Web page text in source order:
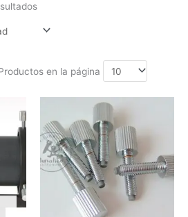
en la página
Rango
precios:
desde
2,50€
hasta
12,95€
Las